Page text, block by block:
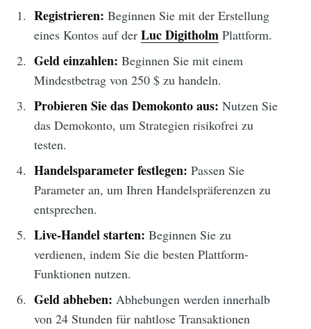
Registrieren: Beginnen Sie mit der Erstellung
eines Kontos auf der Luc DigitholmPlattform.
Geld einzahlen: Beginnen Sie mit einem
Mindestbetrag von 250 $ zu handeln.
Probieren Sie das Demokonto aus: Nutzen Sie
das Demokonto, um Strategien risikofrei zu
testen.
Handelsparameter festlegen: Passen Sie
Parameter an, um Ihren Handelspräferenzen zu
entsprechen.
Live-Handel starten: Beginnen Sie zu
verdienen, indem Sie die besten Plattform-
Funktionen nutzen.
Geld abheben: Abhebungen werden innerhalb
von 24 Stunden für nahtlose Transaktionen